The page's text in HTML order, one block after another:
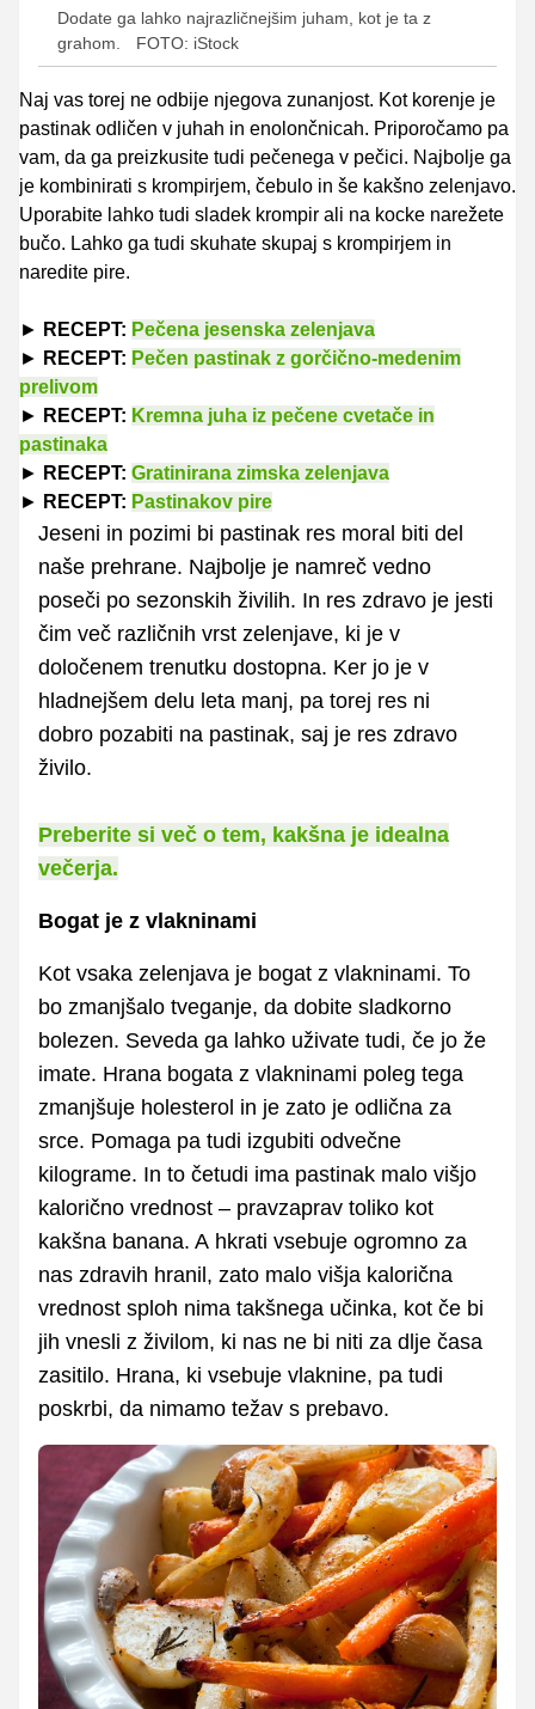
Dodate ga lahko najrazličnejšim juham, kot je ta z
grahom.
FOTO: iStock
Naj vas torej ne odbije njegova zunanjost. Kot korenje je
pastinak odličen v juhah in enolončnicah. Priporočamo pa
vam, da ga preizkusite tudi pečenega v pečici. Najbolje ga
je kombinirati s krompirjem, čebulo in še kakšno zelenjavo.
Uporabite lahko tudi sladek krompir ali na kocke narežete
bučo. Lahko ga tudi skuhate skupaj s krompirjem in
naredite pire.
► RECEPT: Pečena jesenska zelenjava
► RECEPT: Pečen pastinak z gorčično-medenim
prelivom
► RECEPT: Kremna juha iz pečene cvetače in
pastinaka
► RECEPT: Gratinirana zimska zelenjava
► RECEPT: Pastinakov pire
Jeseni in pozimi bi pastinak res moral biti del
naše prehrane. Najbolje je namreč vedno
poseči po sezonskih živilih. In res zdravo je jesti
čim več različnih vrst zelenjave, ki je v
določenem trenutku dostopna. Ker jo je v
hladnejšem delu leta manj, pa torej res ni
dobro pozabiti na pastinak, saj je res zdravo
živilo.
Preberite si več o tem, kakšna je idealna
večerja.
Bogat je z vlakninami
Kot vsaka zelenjava je bogat z vlakninami. To
bo zmanjšalo tveganje, da dobite sladkorno
bolezen. Seveda ga lahko uživate tudi, če jo že
imate. Hrana bogata z vlakninami poleg tega
zmanjšuje holesterol in je zato je odlična za
srce. Pomaga pa tudi izgubiti odvečne
kilograme. In to četudi ima pastinak malo višjo
kalorično vrednost – pravzaprav toliko kot
kakšna banana. A hkrati vsebuje ogromno za
nas zdravih hranil, zato malo višja kalorična
vrednost sploh nima takšnega učinka, kot če bi
jih vnesli z živilom, ki nas ne bi niti za dlje časa
zasitilo. Hrana, ki vsebuje vlaknine, pa tudi
poskrbi, da nimamo težav s prebavo.